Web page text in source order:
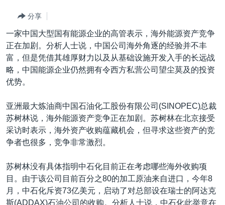
跳
转
跳
转
到
港澳
国际
最新国际新闻
印太
欧洲
非洲
美洲
全球议题
分类新闻
经济·金融·贸易
科教·文娱·体健
军事
劳工
环境
美中关系
白宫要闻
国会报道
美中关系
美国建国250周年
埃博拉疫情
美国之音专访
VOA视频
VOA今日焦点
中文广播
关注我们
分享
一家中国大型国有能源企业的高管表示，海外能源资产竞争
正在加剧。分析人士说，中国公司海外角逐的经验并不丰
富，但是凭借其雄厚财力以及从基础设施开发入手的长远战
略，中国能源企业仍然拥有令西方私营公司望尘莫及的投资
优势。
亚洲最大炼油商中国石油化工股份有限公司(SINOPEC)总裁
苏树林说，海外能源资产竞争正在加剧。苏树林在北京接受
采访时表示，海外资产收购蕴藏机会，但寻求这些资产的竞
争者也很多，竞争非常激烈。
苏树林没有具体指明中石化目前正在考虑哪些海外收购项
目。由于该公司目前百分之80的加工原油来自进口，今年8
月，中石化斥资73亿美元，启动了对总部设在瑞士的阿达克
斯(ADDAX)石油公司的收购。分析人士说，中石化此举意在